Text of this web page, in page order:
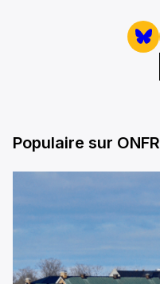
Populaire sur ONFR